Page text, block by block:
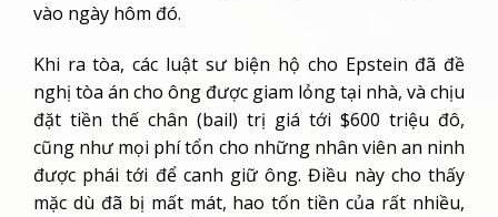
vào ngày hôm đó.
Khi ra tòa, các luật sư biện hộ cho Epstein đã đề
nghị tòa án cho ông được giam lỏng tại nhà, và chịu
đặt tiền thế chân (bail) trị giá tới $600 triệu đô,
cũng như mọi phí tổn cho những nhân viên an ninh
được phái tới để canh giữ ông. Điều này cho thấy
mặc dù đã bị mất mát, hao tốn tiền của rất nhiều,